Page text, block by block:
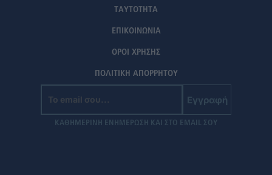
ΤΑΥΤΟΤΗΤΑ
ΕΠΙΚΟΙΝΩΝΙΑ
ΟΡΟΙ ΧΡΗΣΗΣ
ΠΟΛΙΤΙΚΗ ΑΠΟΡΡΗΤΟΥ
Εγγραφή
ΚΑΘΗΜΕΡΙΝΗ ΕΝΗΜΕΡΩΣΗ ΚΑΙ ΣΤΟ EMAIL ΣΟΥ